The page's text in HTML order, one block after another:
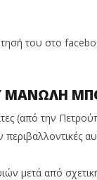
2020
του στο
ΜΑΝΩΛΗ
(από την
μετά από